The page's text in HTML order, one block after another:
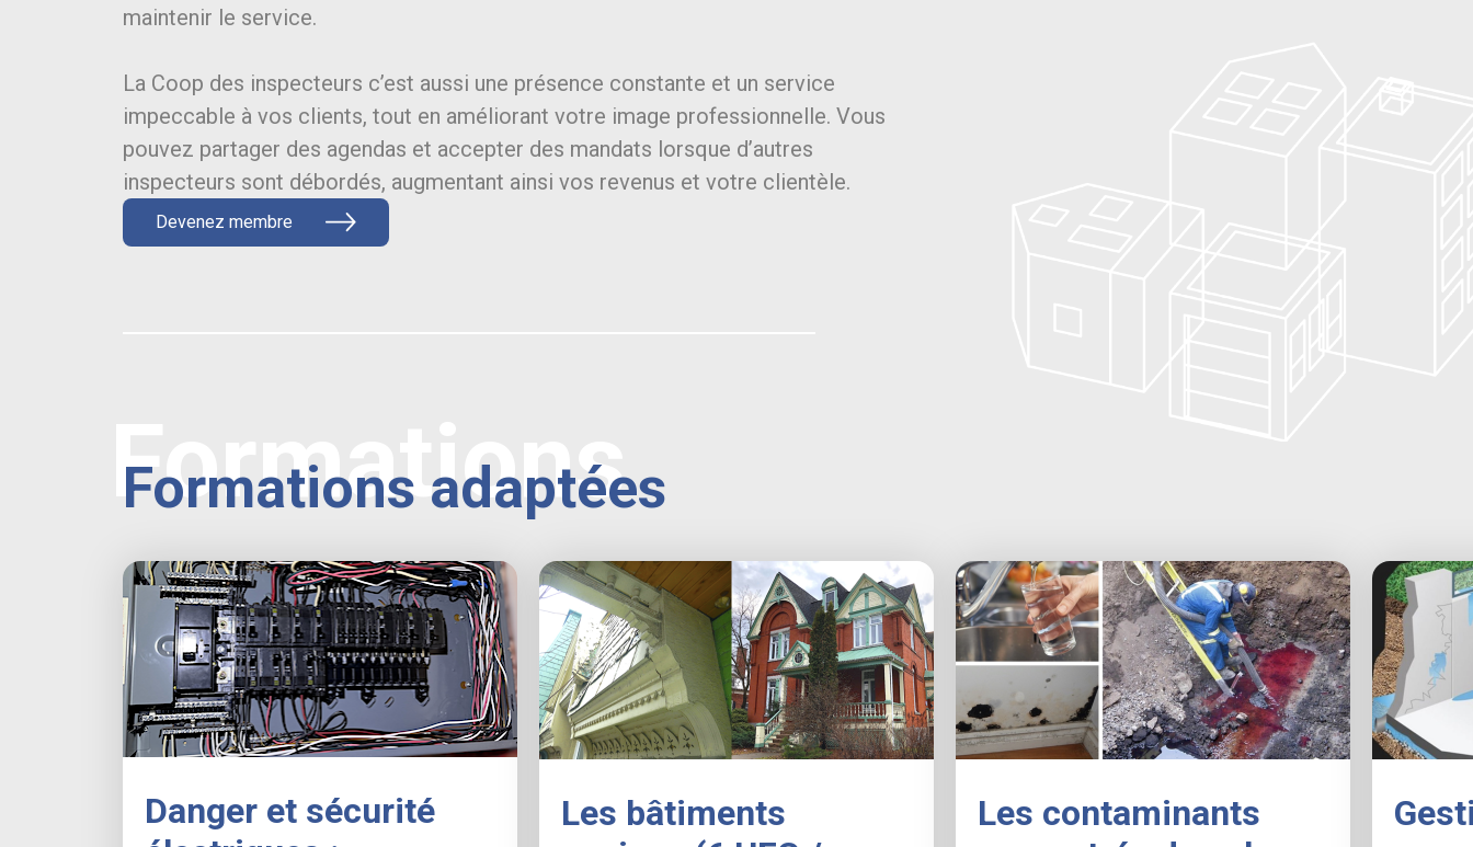
maintenir le service.
La Coop des inspecteurs c’est aussi une présence constante et un service
impeccable à vos clients, tout en améliorant votre image professionnelle. Vous
pouvez partager des agendas et accepter des mandats lorsque d’autres
inspecteurs sont débordés, augmentant ainsi vos revenus et votre clientèle.
Devenez membre
Formations adaptées
Formations
Danger et sécurité
Les bâtiments
Les contaminants